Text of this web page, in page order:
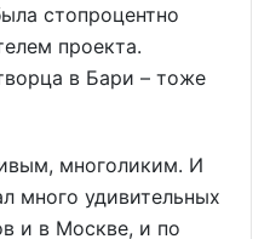
стопроцентно
проекта.
в Бари – тоже
многоликим. И
много удивительных
и в Москве, и по